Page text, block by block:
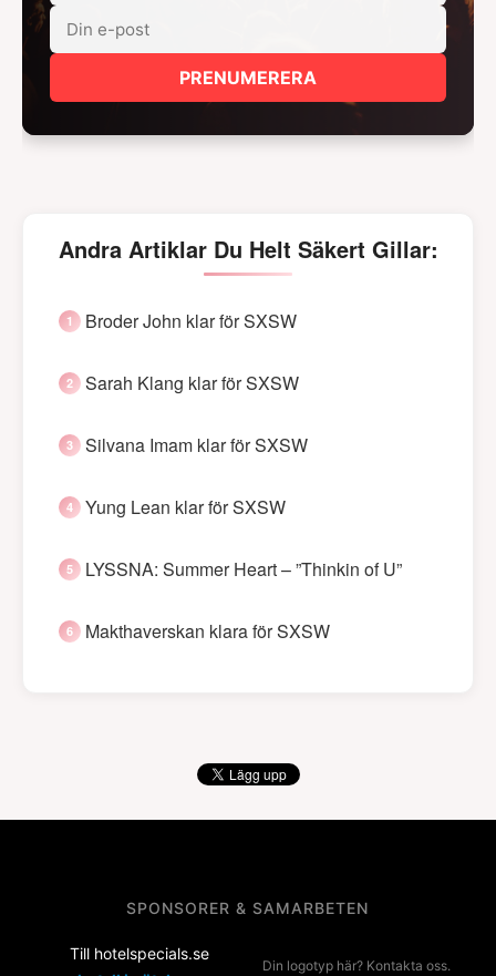
PRENUMERERA
Andra Artiklar Du Helt Säkert Gillar:
Broder John klar för SXSW
Sarah Klang klar för SXSW
Silvana Imam klar för SXSW
Yung Lean klar för SXSW
LYSSNA: Summer Heart – ”Thinkin of U”
Makthaverskan klara för SXSW
SPONSORER & SAMARBETEN
Till hotelspecials.se
Din logotyp här? Kontakta oss.